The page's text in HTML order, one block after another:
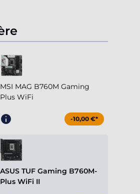
MSI MAG B760M Gaming
Plus WiFi
-10,00 €*
ASUS TUF Gaming B760M-
Plus WiFi II